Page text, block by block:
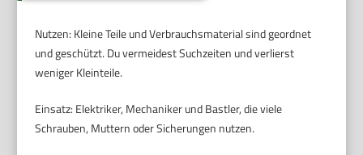
Nutzen: Kleine Teile und Verbrauchsmaterial sind geordnet
und geschützt. Du vermeidest Suchzeiten und verlierst
weniger Kleinteile.
Einsatz: Elektriker, Mechaniker und Bastler, die viele
Schrauben, Muttern oder Sicherungen nutzen.